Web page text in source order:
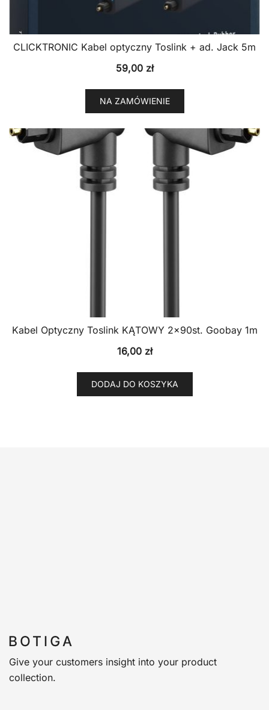
CLICKTRONIC Kabel optyczny Toslink + ad. Jack 5m
59,00 zł
NA ZAMÓWIENIE
Kabel Optyczny Toslink KĄTOWY 2x90st. Goobay 1m
16,00 zł
DODAJ DO KOSZYKA
Give your customers insight into your product
collection.